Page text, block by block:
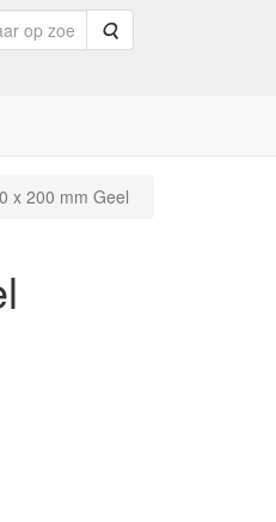
Zoeken
x 200 mm Geel